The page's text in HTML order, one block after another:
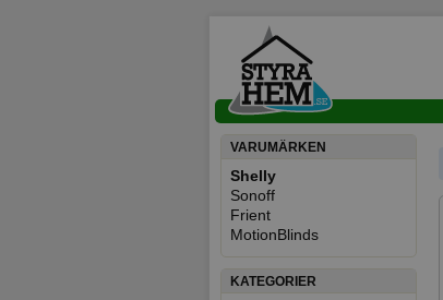
VARUMÄRKEN
Shelly
Sonoff
Frient
MotionBlinds
KATEGORIER